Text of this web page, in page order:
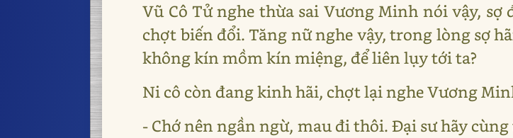
Vũ Cô Tử nghe thừa sai Vương Minh nói vậy,
chợt biến đổi. Tăng nữ nghe vậy, trong lòng sợ
không kín mồm kín miệng, để liên lụy tới ta?
Ni cô còn đang kinh hãi, chợt lại nghe Vương
- Chớ nên ngần ngừ, mau đi thôi. Đại sư hãy